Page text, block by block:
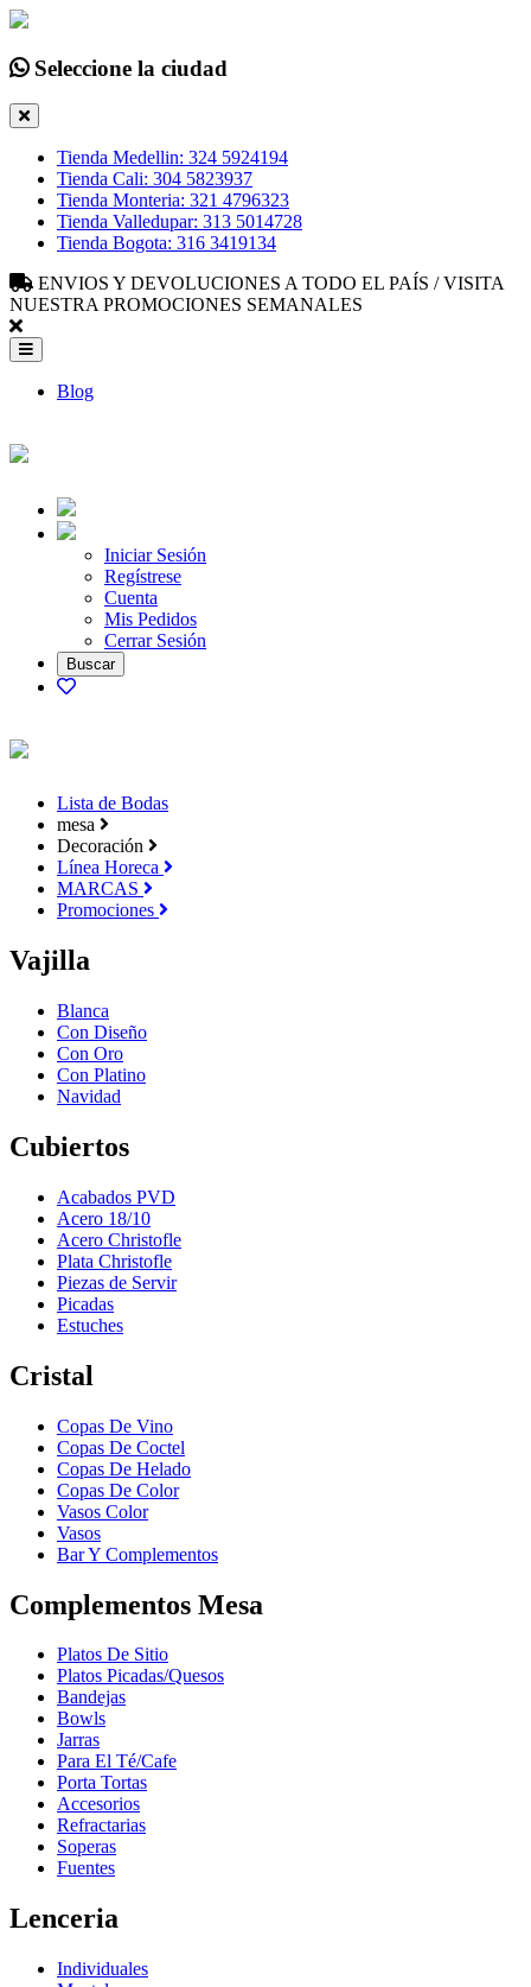
Seleccione la ciudad
Tienda Medellin: 324 5924194
Tienda Cali: 304 5823937
Tienda Monteria: 321 4796323
Tienda Valledupar: 313 5014728
Tienda Bogota: 316 3419134
ENVIOS Y DEVOLUCIONES A TODO EL PAÍS / VISITA
NUESTRA PROMOCIONES SEMANALES
Blog
Iniciar Sesión
Regístrese
Cuenta
Mis Pedidos
Cerrar Sesión
Lista de Bodas
mesa
Decoración
Línea Horeca
MARCAS
Promociones
Vajilla
Blanca
Con Diseño
Con Oro
Con Platino
Navidad
Cubiertos
Acabados PVD
Acero 18/10
Acero Christofle
Plata Christofle
Piezas de Servir
Picadas
Estuches
Cristal
Copas De Vino
Copas De Coctel
Copas De Helado
Copas De Color
Vasos Color
Vasos
Bar Y Complementos
Complementos Mesa
Platos De Sitio
Platos Picadas/Quesos
Bandejas
Bowls
Jarras
Para El Té/Cafe
Porta Tortas
Accesorios
Refractarias
Soperas
Fuentes
Lenceria
Individuales